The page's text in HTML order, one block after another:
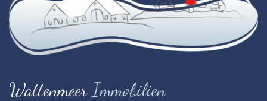
WattenmeerImmobilien